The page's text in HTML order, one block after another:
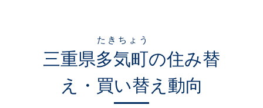
三重県多気町
たきちょう
の住み替
え・買い替え動向